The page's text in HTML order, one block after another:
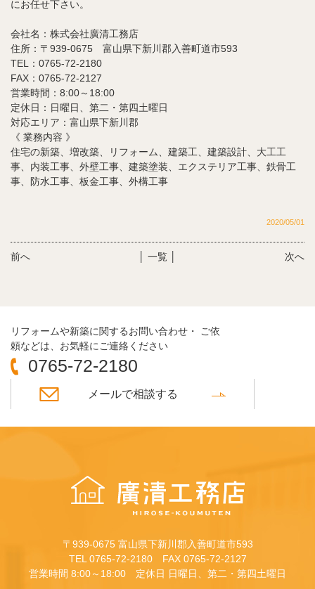
にお任せ下さい。
会社名：株式会社廣清工務店
住所：〒939-0675 富山県下新川郡入善町道市593
TEL：0765-72-2180
FAX：0765-72-2127
営業時間：8:00～18:00
定休日：日曜日、第二・第四土曜日
対応エリア：富山県下新川郡
《 業務内容 》
住宅の新築、増改築、リフォーム、建築工、建築設計、大工工
事、内装工事、外壁工事、 建築塗装、エクステリア工事、鉄骨工
事、防水工事、板金工事、外構工事
2020/05/01
前へ 次へ
│ 一覧 │
リフォームや新築に関するお問い合わせ・ ご依
頼などは、お気軽にご連絡ください
0765-72-2180
メールで相談する
〒939-0675 富山県下新川郡入善町道市593
TEL 0765-72-2180 FAX 0765-72-2127
営業時間 8:00～18:00 定休日 日曜日、第二・第四土曜日